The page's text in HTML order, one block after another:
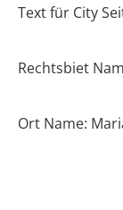
Text für City
Rechtsbiet
Ort Name: